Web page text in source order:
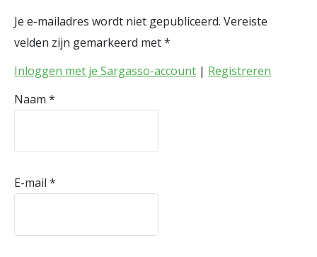
Je e-mailadres wordt niet gepubliceerd. Vereiste
velden zijn gemarkeerd met*
Inloggen met je Sargasso-account | Registreren
Naam *
E-mail *